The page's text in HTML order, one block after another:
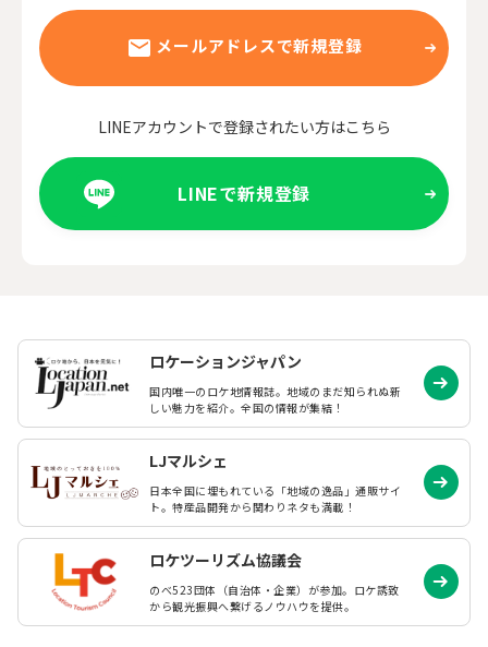
メールアドレスで新規登録
LINEアカウントで登録されたい方はこちら
LINEで新規登録
ロケーションジャパン
国内唯一のロケ地情報誌。地域のまだ知られぬ新
しい魅力を紹介。全国の情報が集結！
LJマルシェ
日本全国に埋もれている「地域の逸品」通販サイ
ト。特産品開発から関わりネタも満載！
ロケツーリズム協議会
のべ523団体（自治体・企業）が参加。ロケ誘致
から観光振興へ繋げるノウハウを提供。